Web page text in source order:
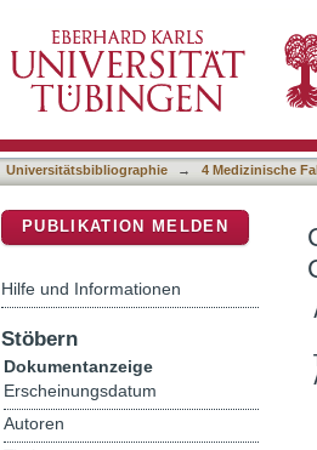
Comparative analysis of
carotid stents
Universitätsbibliographie → 4 Medizinische
PUBLIKATION MELDEN
Hilfe und Informationen
Stöbern
Dokumentanzeige
Erscheinungsdatum
Autoren